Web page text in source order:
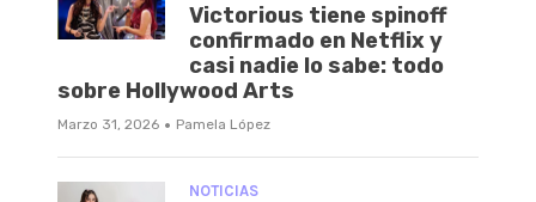
Victorious tiene spinoff
confirmado en Netflix y
casi nadie lo sabe: todo
sobre Hollywood Arts
Marzo 31, 2026 · Pamela López
NOTICIAS